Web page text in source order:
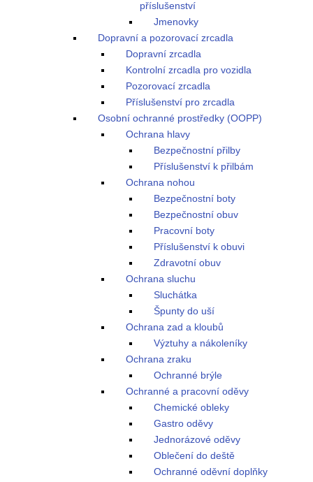
příslušenství
Jmenovky
Dopravní a pozorovací zrcadla
Dopravní zrcadla
Kontrolní zrcadla pro vozidla
Pozorovací zrcadla
Příslušenství pro zrcadla
Osobní ochranné prostředky (OOPP)
Ochrana hlavy
Bezpečnostní přilby
Příslušenství k přilbám
Ochrana nohou
Bezpečnostní boty
Bezpečnostní obuv
Pracovní boty
Příslušenství k obuvi
Zdravotní obuv
Ochrana sluchu
Sluchátka
Špunty do uší
Ochrana zad a kloubů
Výztuhy a nákoleníky
Ochrana zraku
Ochranné brýle
Ochranné a pracovní oděvy
Chemické obleky
Gastro oděvy
Jednorázové oděvy
Oblečení do deště
Ochranné oděvní doplňky